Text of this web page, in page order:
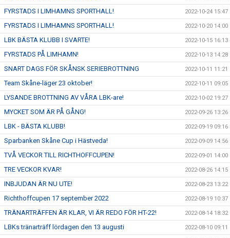
FYRSTADS I LIMHAMNS SPORTHALL! 2022-10-24 15:47
FYRSTADS I LIMHAMNS SPORTHALL! 2022-10-20 14:00
LBK BÄSTA KLUBB I SVARTE! 2022-10-15 16:13
FYRSTADS PÅ LIMHAMN! 2022-10-13 14:28
SNART DAGS FÖR SKÅNSK SERIEBROTTNING 2022-10-11 11:21
Team Skåne-läger 23 oktober! 2022-10-11 09:05
LYSANDE BROTTNING AV VÅRA LBK-are! 2022-10-02 19:27
MYCKET SOM ÄR PÅ GÅNG! 2022-09-26 13:26
LBK - BÄSTA KLUBB! 2022-09-19 09:16
Sparbanken Skåne Cup i Hästveda! 2022-09-09 14:56
TVÅ VECKOR TILL RICHTHOFFCUPEN! 2022-09-01 14:00
TRE VECKOR KVAR! 2022-08-26 14:15
INBJUDAN ÄR NU UTE! 2022-08-23 13:22
Richthoffcupen 17 september 2022 2022-08-19 10:37
TRÄNARTRÄFFEN ÄR KLAR, VI ÄR REDO FÖR HT-22! 2022-08-14 18:32
LBKs tränarträff lördagen den 13 augusti 2022-08-10 09:11